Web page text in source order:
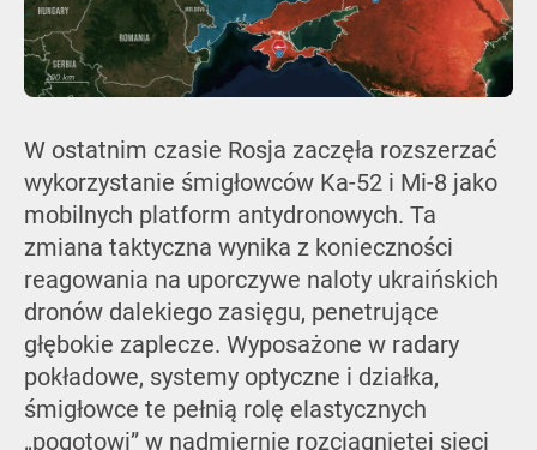
W ostatnim czasie Rosja zaczęła rozszerzać
wykorzystanie śmigłowców Ka-52 i Mi-8 jako
mobilnych platform antydronowych. Ta
zmiana taktyczna wynika z konieczności
reagowania na uporczywe naloty ukraińskich
dronów dalekiego zasięgu, penetrujące
głębokie zaplecze. Wyposażone w radary
pokładowe, systemy optyczne i działka,
śmigłowce te pełnią rolę elastycznych
„pogotowi” w nadmiernie rozciągniętej sieci